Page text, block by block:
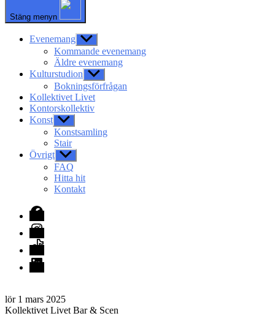
Stäng menyn
Evenemang Visa
undermeny
Kommande evenemang
Äldre evenemang
Kulturstudion Visa
undermeny
Bokningsförfrågan
Kollektivet Livet
Kontorskollektiv
Konst Visa
undermeny
Konstsamling
Stair
Övrigt Visa
undermeny
FAQ
Hitta hit
Kontakt
Facebook
Instagram
TikTok
LinkedIn
lör 1 mars 2025
Kollektivet Livet Bar & Scen